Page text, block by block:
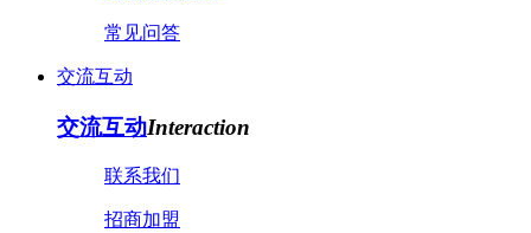
常见问答
交流互动
交流互动Interaction
联系我们
招商加盟